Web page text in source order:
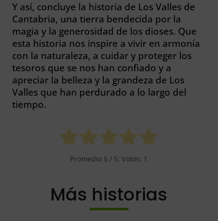
Y así, concluye la historia de Los Valles de
Cantabria, una tierra bendecida por la
magia y la generosidad de los dioses. Que
esta historia nos inspire a vivir en armonía
con la naturaleza, a cuidar y proteger los
tesoros que se nos han confiado y a
apreciar la belleza y la grandeza de Los
Valles que han perdurado a lo largo del
tiempo.
Promedio 5 / 5. Votos: 1
Más historias